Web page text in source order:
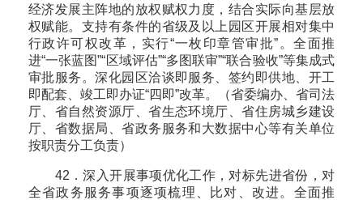
经济发展主阵地的放权赋权力度，结合实际向基层放
权赋能。支持有条件的省级及以上园区开展相对集中
行政许可权改革，实行“一枚印章管审批”。全面推
进“一张蓝图”“区域评估”“多图联审”“联合验收”等集成式
审批服务。深化园区洽谈即服务、签约即供地、开工
即配套、竣工即办证“四即”改革。（省委编办、省司法
厅、省自然资源厅、省生态环境厅、省住房城乡建设
厅、省数据局、省政务服务和大数据中心等有关单位
按职责分工负责）
42．深入开展事项优化工作，对标先进省份，对
全省政务服务事项逐项梳理、比对、改进。全面推